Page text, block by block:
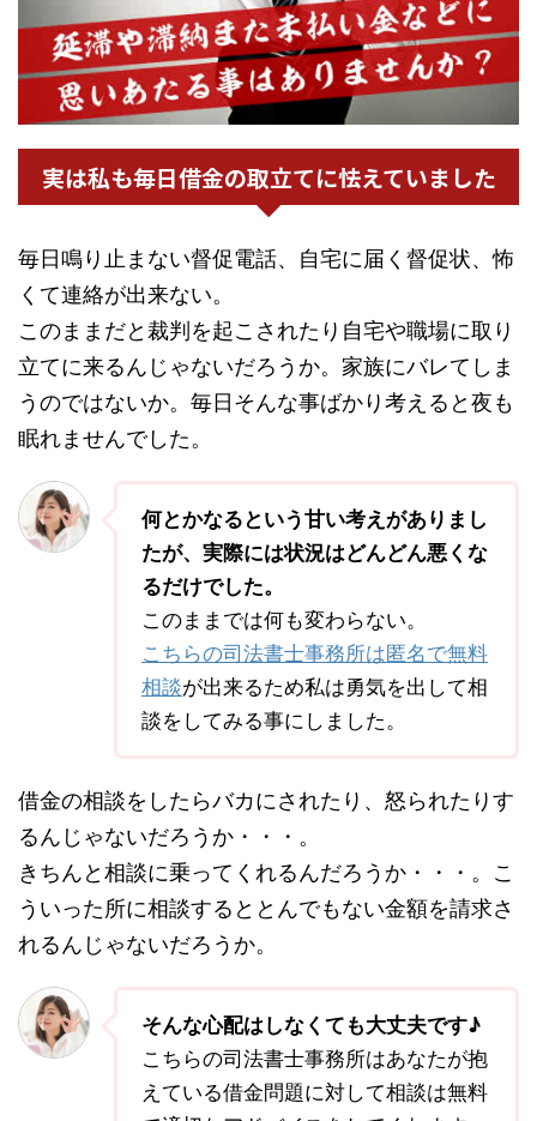
実は私も毎日借金の取立てに怯えていました
毎日鳴り止まない督促電話、自宅に届く督促状、怖
くて連絡が出来ない。
このままだと裁判を起こされたり自宅や職場に取り
立てに来るんじゃないだろうか。家族にバレてしま
うのではないか。毎日そんな事ばかり考えると夜も
眠れませんでした。
何とかなるという甘い考えがありまし
たが、実際には状況はどんどん悪くな
るだけでした。
このままでは何も変わらない。
こちらの司法書士事務所は匿名で無料
相談が出来るため私は勇気を出して相
談をしてみる事にしました。
借金の相談をしたらバカにされたり、怒られたりす
るんじゃないだろうか・・・。
きちんと相談に乗ってくれるんだろうか・・・。こ
ういった所に相談するととんでもない金額を請求さ
れるんじゃないだろうか。
そんな心配はしなくても大丈夫です♪
こちらの司法書士事務所はあなたが抱
えている借金問題に対して相談は無料